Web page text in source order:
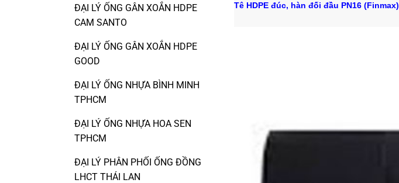
ĐẠI LÝ ỐNG GÂN XOẮN HDPE
CAM SANTO
ĐẠI LÝ ỐNG GÂN XOẮN HDPE
GOOD
ĐẠI LÝ ỐNG NHỰA BÌNH MINH
TPHCM
ĐẠI LÝ ỐNG NHỰA HOA SEN
TPHCM
ĐẠI LÝ PHÂN PHỐI ỐNG ĐỒNG
LHCT THÁI LAN
Tê HDPE đúc, hàn đối đầu PN16 (Finmax)